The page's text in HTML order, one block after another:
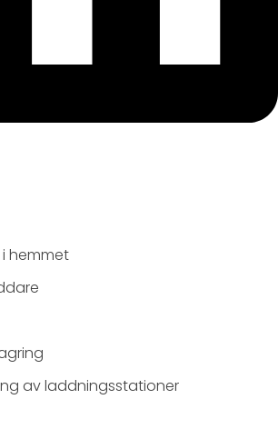
hemmet
av laddningsstationer